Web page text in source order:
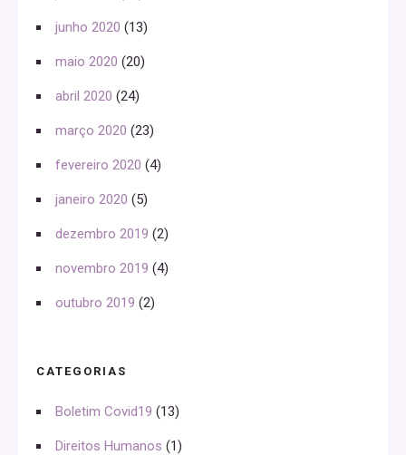
junho 2020 (13)
maio 2020 (20)
abril 2020 (24)
março 2020 (23)
fevereiro 2020 (4)
janeiro 2020 (5)
dezembro 2019 (2)
novembro 2019 (4)
outubro 2019 (2)
CATEGORIAS
Boletim Covid19 (13)
Direitos Humanos (1)